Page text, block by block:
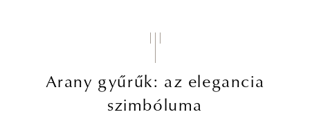
Arany gyűrűk: az elegancia
szimbóluma